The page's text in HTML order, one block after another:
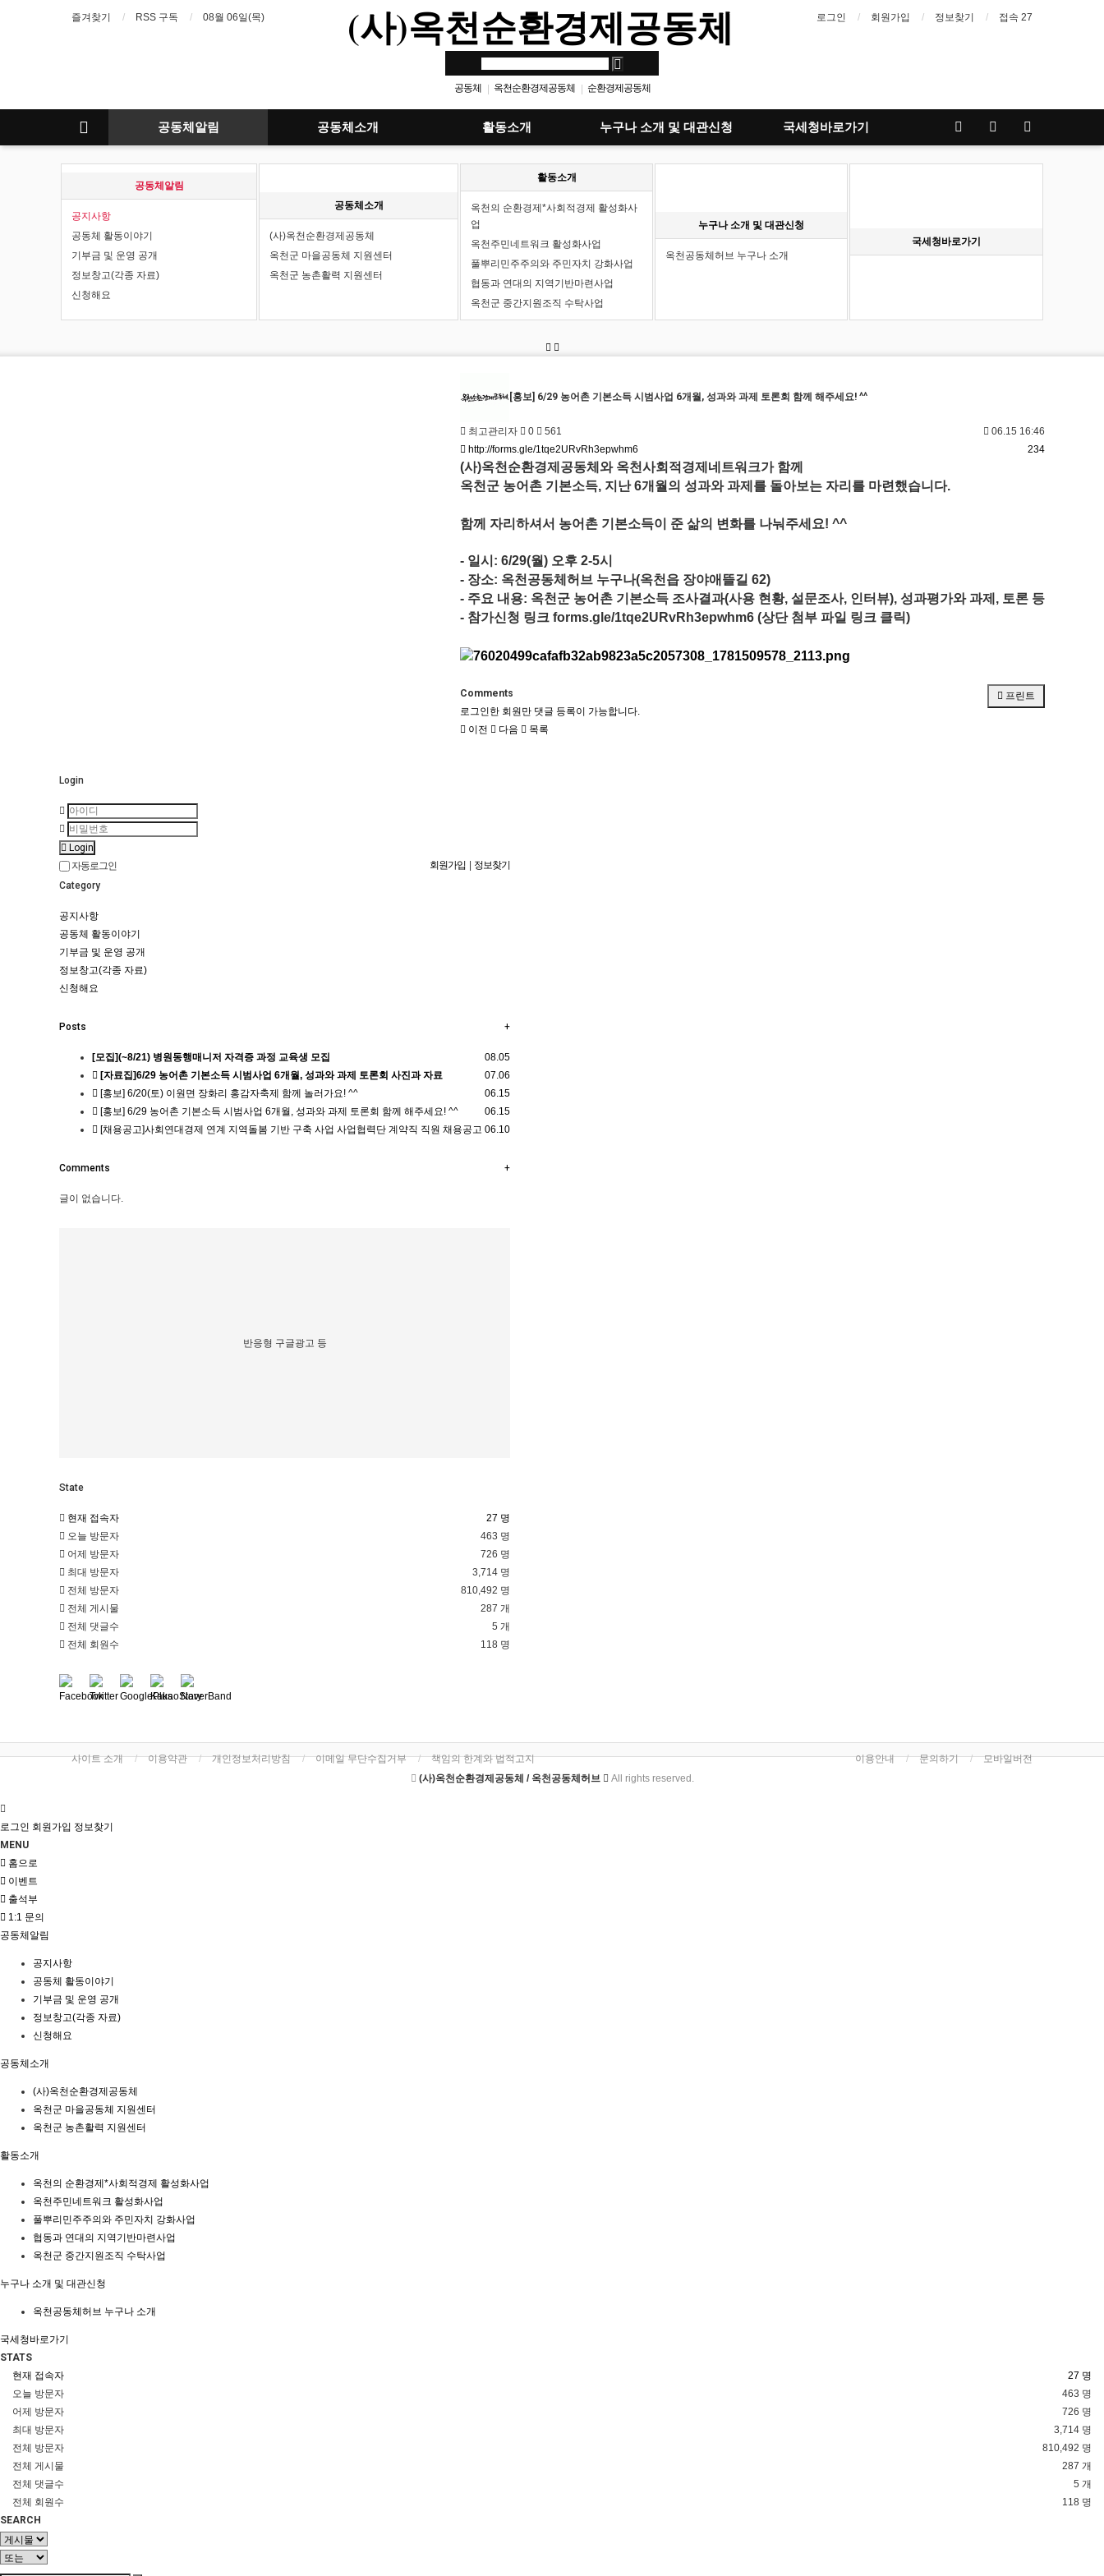
즐겨찾기 RSS 구독 08월 06일(목) 로그인 회원가입 정보찾기 접속 27
(사)옥천순환경제공동체
공동체 | 옥천순환경제공동체 | 순환경제공동체
| 옥천
공동체알림 공동체소개 활동소개 누구나 소개 및 대관신청 국세청바로가기
공동체알림
공지사항
공동체 활동이야기
기부금 및 운영 공개
정보창고(각종 자료)
신청해요
공동체소개
(사)옥천순환경제공동체
옥천군 마을공동체 지원센터
옥천군 농촌활력 지원센터
활동소개
옥천의 순환경제*사회적경제 활성화사
업
옥천주민네트워크 활성화사업
풀뿌리민주주의와 주민자치 강화사업
협동과 연대의 지역기반마련사업
옥천군 중간지원조직 수탁사업
누구나 소개 및 대관신청
옥천공동체허브 누구나 소개
국세청바로가기
[홍보] 6/29 농어촌 기본소득 시범사업 6개월, 성과와 과제 토론회 함께 해주세요! ^^
최고관리자 0 561
06.15 16:46
234
http://forms.gle/1tqe2URvRh3epwhm6
(사)옥천순환경제공동체와 옥천사회적경제네트워크가 함께
옥천군 농어촌 기본소득, 지난 6개월의 성과와 과제를 돌아보는 자리를 마련했습니다.
함께 자리하셔서 농어촌 기본소득이 준 삶의 변화를 나눠주세요! ^^
- 일시: 6/29(월) 오후 2-5시
- 장소: 옥천공동체허브 누구나(옥천읍 장야애뜰길 62)
- 주요 내용: 옥천군 농어촌 기본소득 조사결과(사용 현황, 설문조사, 인터뷰), 성과평가와 과제, 토론 등
- 참가신청 링크 forms.gle/1tqe2URvRh3epwhm6 (상단 첨부 파일 링크 클릭)
프린트
Comments
로그인한 회원만 댓글 등록이 가능합니다.
이전
다음 목록
Login
Login
자동로그인
회원가입
정보찾기
Category
공지사항
공동체 활동이야기
기부금 및 운영 공개
정보창고(각종 자료)
신청해요
+
Posts
08.05
[모집](~8/21) 병원동행매니저 자격증 과정 교육생 모집
07.06
[자료집]6/29 농어촌 기본소득 시범사업 6개월, 성과와 과제 토론회 사진과 자료
06.15
[홍보] 6/20(토) 이원면 장화리 홍감자축제 함께 놀러가요! ^^
06.15
[홍보] 6/29 농어촌 기본소득 시범사업 6개월, 성과와 과제 토론회 함께 해주세요! ^^
06.10
[채용공고]사회연대경제 연계 지역돌봄 기반 구축 사업 사업협력단 계약직 직원 채용공고
+
Comments
글이 없습니다.
반응형 구글광고 등
State
현재 접속자
27 명
오늘 방문자
463 명
어제 방문자
726 명
최대 방문자
3,714 명
전체 방문자
810,492 명
전체 게시물
287 개
전체 댓글수
5 개
전체 회원수
118 명
사이트 소개 이용약관 개인정보처리방침 이메일 무단수집거부 책임의 한계와 법적고지 이용안내 문의하기
모바일버전
(사)옥천순환경제공동체 / 옥천공동체허브
All rights reserved.
로그인 회원가입 정보찾기
MENU
홈으로
이벤트
출석부
1:1 문의
공동체알림
공지사항
공동체 활동이야기
기부금 및 운영 공개
정보창고(각종 자료)
신청해요
공동체소개
(사)옥천순환경제공동체
옥천군 마을공동체 지원센터
옥천군 농촌활력 지원센터
활동소개
옥천의 순환경제*사회적경제 활성화사업
옥천주민네트워크 활성화사업
풀뿌리민주주의와 주민자치 강화사업
협동과 연대의 지역기반마련사업
옥천군 중간지원조직 수탁사업
누구나 소개 및 대관신청
옥천공동체허브 누구나 소개
국세청바로가기
STATS
27 명
현재 접속자
463 명
오늘 방문자
726 명
어제 방문자
3,714 명
최대 방문자
810,492 명
전체 방문자
287 개
전체 게시물
5 개
전체 댓글수
118 명
전체 회원수
SEARCH